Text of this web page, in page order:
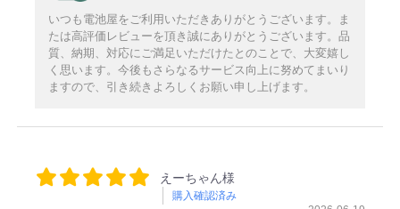
いつも電池屋をご利用いただきありがとうございます。ま
たは高評価レビューを頂き誠にありがとうございます。品
質、納期、対応にご満足いただけたとのことで、大変嬉し
く思います。今後もさらなるサービス向上に努めてまいり
ますので、引き続きよろしくお願い申し上げます。
えーちゃん様
購入確認済み